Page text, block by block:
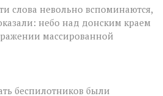
слова невольно вспоминаются,
небо над донским краем
массированной
беспилотников были